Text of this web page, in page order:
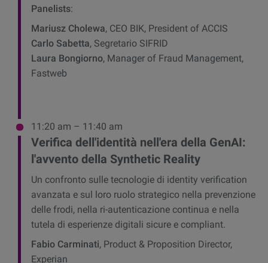
Panelists:
Mariusz Cholewa, CEO BIK, President of ACCIS
Carlo Sabetta, Segretario SIFRID
Laura Bongiorno, Manager of Fraud Management,
Fastweb
11:20 am – 11:40 am
Verifica dell'identità nell'era della GenAI:
l'avvento della Synthetic Reality
Un confronto sulle tecnologie di identity verification
avanzata e sul loro ruolo strategico nella prevenzione
delle frodi, nella ri-autenticazione continua e nella
tutela di esperienze digitali sicure e compliant.
Fabio Carminati, Product & Proposition Director,
Experian